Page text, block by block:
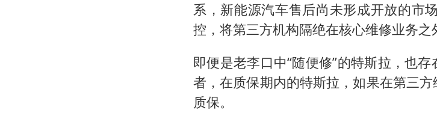
系，新能源汽车售后尚未形成开放的市
控，将第三方机构隔绝在核心维修业务之
即便是老李口中“随便修”的特斯拉，也
者，在质保期内的特斯拉，如果在第三方
质保。